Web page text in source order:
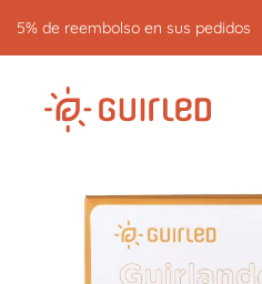
Devolución gratuita durante 30 días